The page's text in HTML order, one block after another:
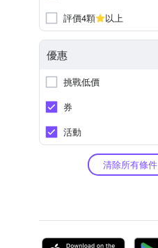
評價4顆
以上
優惠
挑戰低價
券
活動
清除所有條件